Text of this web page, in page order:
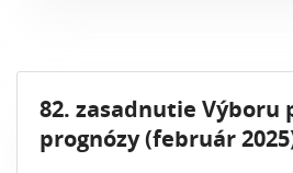
82. zasadnutie Výboru
prognózy (február